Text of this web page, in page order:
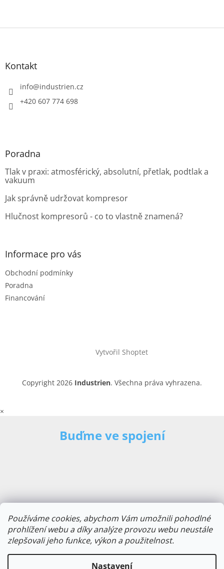
Používáme cookies, abychom Vám umožnili pohodlné
prohlížení webu a díky analýze provozu webu neustále
zlepšovali jeho funkce, výkon a použitelnost.
Nastavení
Z
Kontakt
info@industrien.cz
+420 607 774 698
Poradna
Tlak v praxi: atmosférický, absolutní, přetlak, podtlak a
vakuum
Jak správně udržovat kompresor
Hlučnost kompresorů - co to vlastně znamená?
Informace pro vás
Obchodní podmínky
Poradna
Financování
Vytvořil Shoptet
Copyright 2026 Industrien. Všechna práva vyhrazena.
×
Buďme ve spojení
E-mailová adresa